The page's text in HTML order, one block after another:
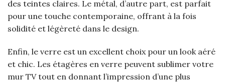
des teintes claires. Le métal, d’autre part, est parfait
pour une touche contemporaine, offrant à la fois
solidité et légèreté dans le design.
Enfin, le verre est un excellent choix pour un look aéré
et chic. Les étagères en verre peuvent sublimer votre
mur TV tout en donnant l’impression d’une plus